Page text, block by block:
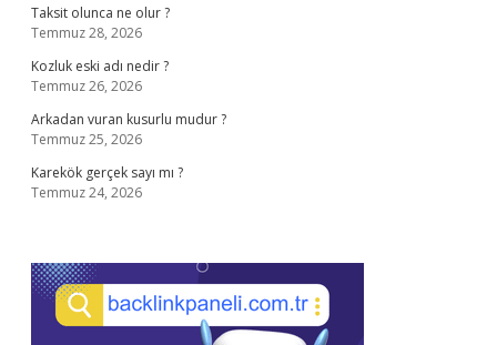
Taksit olunca ne olur ?
Temmuz 28, 2026
Kozluk eski adı nedir ?
Temmuz 26, 2026
Arkadan vuran kusurlu mudur ?
Temmuz 25, 2026
Karekök gerçek sayı mı ?
Temmuz 24, 2026